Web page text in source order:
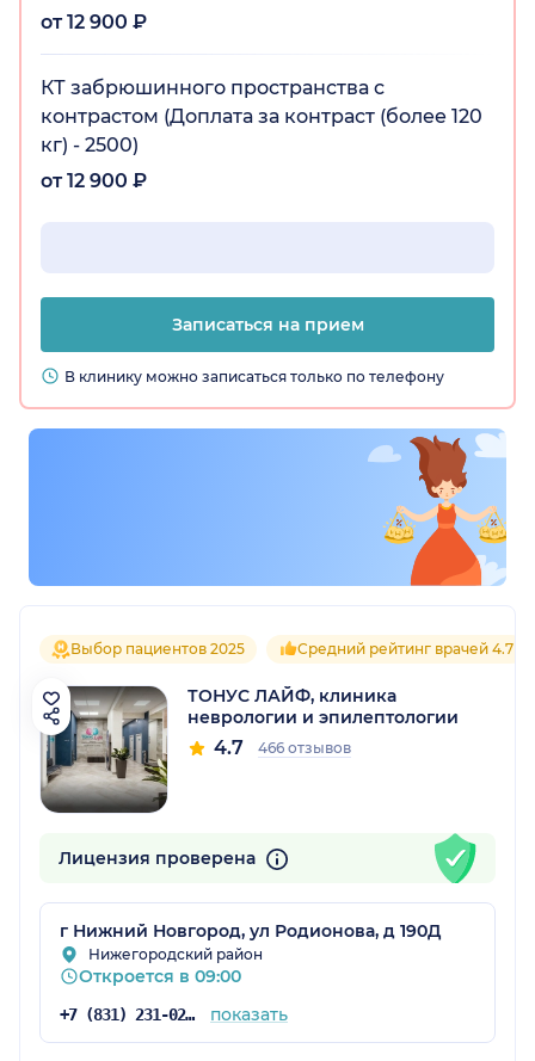
от 12 900 ₽
КТ забрюшинного пространства с
контрастом (Доплата за контраст (более 120
кг) - 2500)
от 12 900 ₽
Записаться на прием
В клинику можно записаться только по телефону
Выбор пациентов 2025 Средний рейтинг врачей 4.7
ТОНУС ЛАЙФ, клиника
неврологии и эпилептологии
4.7 466 отзывов
Лицензия проверена
г Нижний Новгород, ул Родионова, д 190Д
Нижегородский район
Откроется в 09:00
+7 (831) 231-02-35 показать